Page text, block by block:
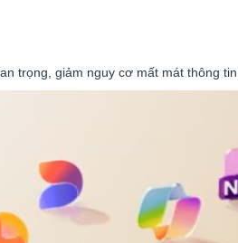
trọng, giảm nguy cơ mất mát thông